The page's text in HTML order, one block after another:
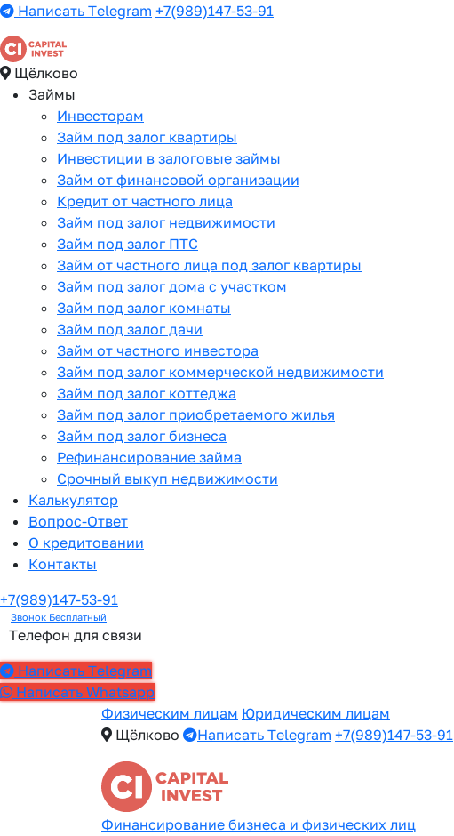
Написать Telegram +7(989)147-53-91
Щёлково
Займы
Инвесторам
Займ под залог квартиры
Инвестиции в залоговые займы
Займ от финансовой организации
Кредит от частного лица
Займ под залог недвижимости
Займ под залог ПТС
Займ от частного лица под залог квартиры
Займ под залог дома с участком
Займ под залог комнаты
Займ под залог дачи
Займ от частного инвестора
Займ под залог коммерческой недвижимости
Займ под залог коттеджа
Займ под залог приобретаемого жилья
Займ под залог бизнеса
Рефинансирование займа
Срочный выкуп недвижимости
Калькулятор
Вопрос-Ответ
О кредитовании
Контакты
+7(989)147-53-91
Звонок Бесплатный
Телефон для связи
Написать Telegram
Написать Whatsapp
Физическим лицам Юридическим лицам
Щёлково
Написать Telegram +7(989)147-53-91
Финансирование бизнеса и физических лиц